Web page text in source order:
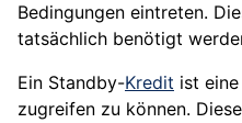
Bedingungen eintreten.
tatsächlich benötigt
Ein Standby-Kredit ist
zugreifen zu können.